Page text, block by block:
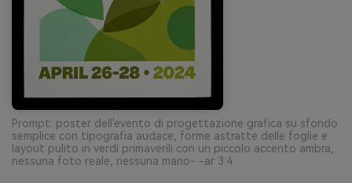
Prompt: poster dell'evento di progettazione grafica su sfondo
semplice con tipografia audace, forme astratte delle foglie e
layout pulito in verdi primaverili con un piccolo accento ambra,
nessuna foto reale, nessuna mano- -ar 3:4